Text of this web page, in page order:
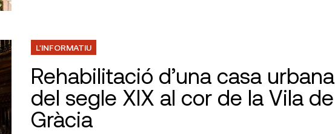
L'INFORMATIU
Rehabilitació d’una casa urbana
del segle XIX al cor de la Vila de
Gràcia